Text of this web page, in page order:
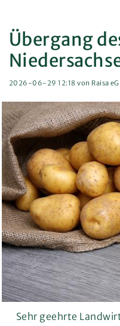
Übergang
2026-06-29 12:18 von Raisa
Sehr geehrte
Nachhaltigkeit
Zertifikate